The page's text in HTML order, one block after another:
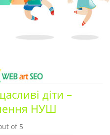
діти –
НУШ
of 5